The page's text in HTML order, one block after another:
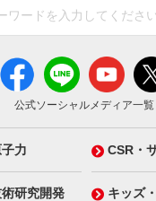
公式ソーシャルメディア一覧
力 CSR・
研究開発 キッズ